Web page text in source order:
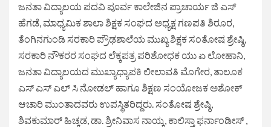
ಜನತಾ ವಿದ್ಯಾಲಯ ಪದವಿ ಪೂರ್ವ ಕಾಲೇಜಿನ ಪ್ರಾಚಾರ್ಯ ಜಿ ಎಸ್
ಹೆಗಡೆ, ಮಾಧ್ಯಮಿಕ ಶಾಲಾ ಶಿಕ್ಷಕ ಸಂಘದ ಅಧ್ಯಕ್ಷ ಗಣಪತಿ ಶಿರೂರ,
ತೆಂಗಿನಗುಂಡಿ ಸರಕಾರಿ ಪ್ರೌಢಶಾಲೆಯ ಮುಖ್ಯ ಶಿಕ್ಷಕ ಸಂತೋಷ ಶ್ರೇಷ್ಠಿ,
ಸರಕಾರಿ ನೌಕರರ ಸಂಘದ ಲೆಕ್ಕಪತ್ರ ಪರಿಶೋಧಕ ಯು ಏ ಲೋಹಾನಿ,
ಜನತಾ ವಿದ್ಯಾಲಯದ ಮುಖ್ಯಾಧ್ಯಾಪಕಿ ಲೀಲಾವತಿ ಮೊಗೇರ, ತಾಲೂಕ
ಎಸ್ ಎಸ್ ಎಲ್ ಸಿ ನೋಡಲ್ ಹಾಗೂ ಶಿಕ್ಷಣ ಸಂಯೋಜಕ ಅಶೋಕ್
ಆಚಾರಿ ಮುಂತಾದವರು ಉಪಸ್ಥಿತರಿದ್ದರು. ಸಂತೋಷ ಶ್ರೇಷ್ಠಿ,
ಶಿವಕುಮಾರ್ ಹಿಚ್ಕಡ, ಡಾ. ಶ್ರೀನಿವಾಸ ನಾಯ್ಕ, ಕಾಲಿಸ್ತಾ ಫರ್ನಾಂಡೀಸ್ ,